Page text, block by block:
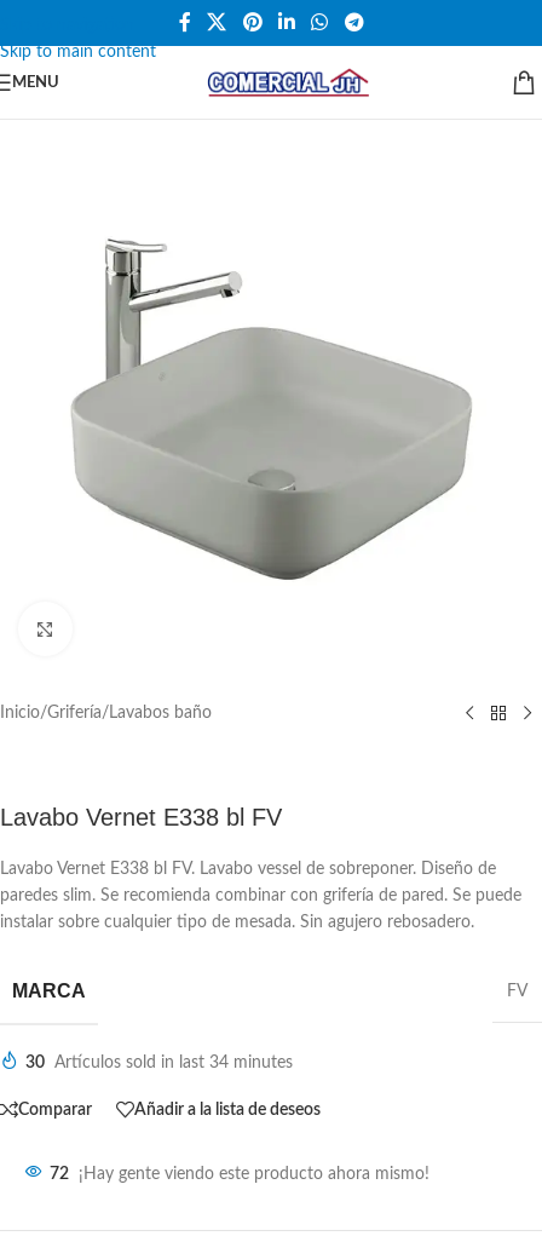
Skip to main content
MENU
Inicio/Grifería/ Lavabos baño
Lavabo Vernet E338 bl FV
Lavabo Vernet E338 bl FV. Lavabo vessel de sobreponer. Diseño de
paredes slim. Se recomienda combinar con grifería de pared. Se puede
instalar sobre cualquier tipo de mesada. Sin agujero rebosadero.
MARCA FV
30 Artículos sold in last 34 minutes
Comparar Añadir a la lista de deseos
72 ¡Hay gente viendo este producto ahora mismo!